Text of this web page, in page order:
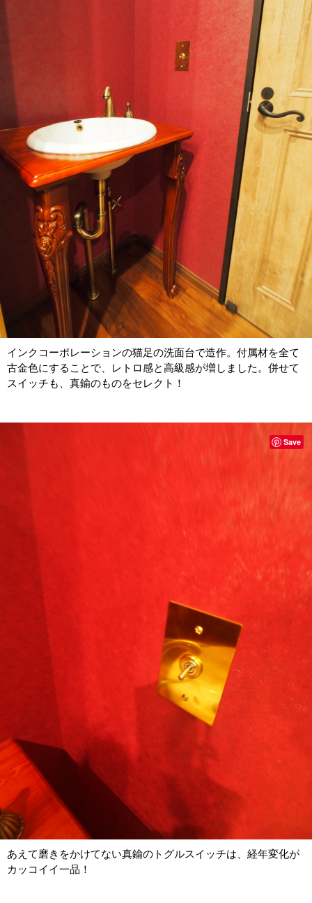
インクコーポレーションの猫足の洗面台で造作。付属材を全て
古金色にすることで、レトロ感と高級感が増しました。併せて
スイッチも、真鍮のものをセレクト！
あえて磨きをかけてない真鍮のトグルスイッチは、経年変化が
カッコイイ一品！
Save